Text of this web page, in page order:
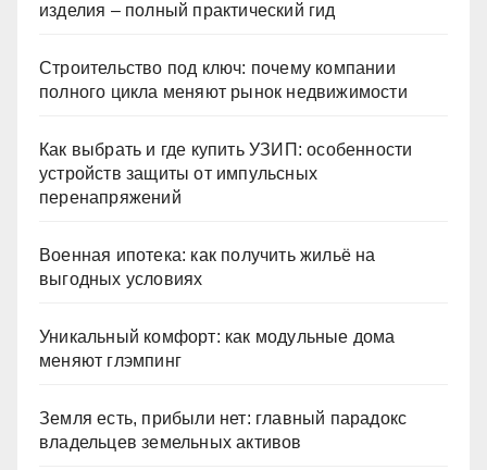
изделия – полный практический гид
Строительство под ключ: почему компании
полного цикла меняют рынок недвижимости
Как выбрать и где купить УЗИП: особенности
устройств защиты от импульсных
перенапряжений
Военная ипотека: как получить жильё на
выгодных условиях
Уникальный комфорт: как модульные дома
меняют глэмпинг
Земля есть, прибыли нет: главный парадокс
владельцев земельных активов